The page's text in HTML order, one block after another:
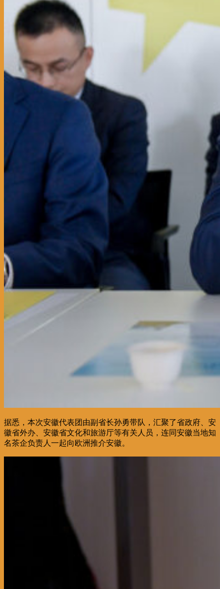
据悉，本次安徽代表团由副省长孙勇带队，汇聚了省政府、安
徽省外办、安徽省文化和旅游厅等有关人员，连同安徽当地知
名茶企负责人一起向欧洲推介安徽。